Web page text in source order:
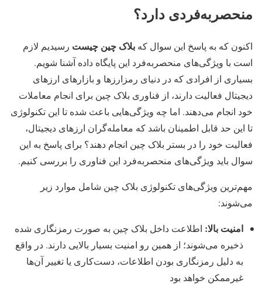
منحصربه‌فردی دارد؟
اکنون که به پاسخ این سوال که بلاک چین چیست رسیدیم لازم
است با ویژگی‌های منحصربه‌فرد این پایگاه داده آشنا شویم.
بسیاری از افرادی که در دنیای رمزارزها و بازارهای ارزهای
دیجیتال فعالیت دارند، از فناوری بلاک چین برای انجام معاملات
خود انجام می‌دهند. اما چه ویژگی‌هایی باعث شده تا این تکنولوژی
تا این حد قابل اطمینان باشد که معامله‌گران ارزهای دیجیتال،
فعالیت خود را در بستر بلاک چین انجام دهند؟ برای پاسخ به این
سوال باید ویژگی‌های منحصربه‌فرد این فناوری را بررسی کنیم.
مهم‌ترین ویژگی‌های تکنولوژی بلاک چین شامل موارد زیر
می‌شوند:
امنیت بالا: اطلاعت داخل بلاک چین به صورت رمزنگاری شده
ذخیره می‌شوند؛ از همین رو امنیت بسیار بالایی دارند. در واقع
به دلیل رمزنگاری بودن اطلاعات، دست‌کاری یا تغییر آن‌ها
غیرممکن خواهد بود